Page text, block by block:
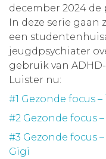
december 2024 de
In deze serie gaan
een
jeugdpsychiater
gebruik van
Luister nu:
#1 Gezonde focus
#2 Gezonde focus
#3 Gezonde focus
Gigi